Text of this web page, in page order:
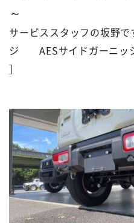
～
サービススタッフの坂野
ジ AESサイドガーニッ